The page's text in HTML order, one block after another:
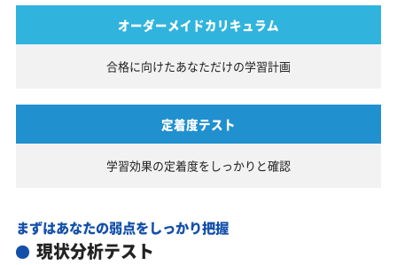
オーダーメイドカリキュラム
合格に向けたあなただけの学習計画
定着度テスト
学習効果の定着度を しっかりと確認
まずはあなたの弱点をしっかり把握
現状分析テスト